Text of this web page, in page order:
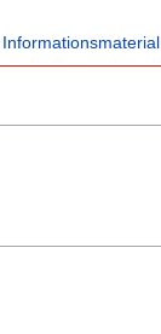
Informationsmaterial